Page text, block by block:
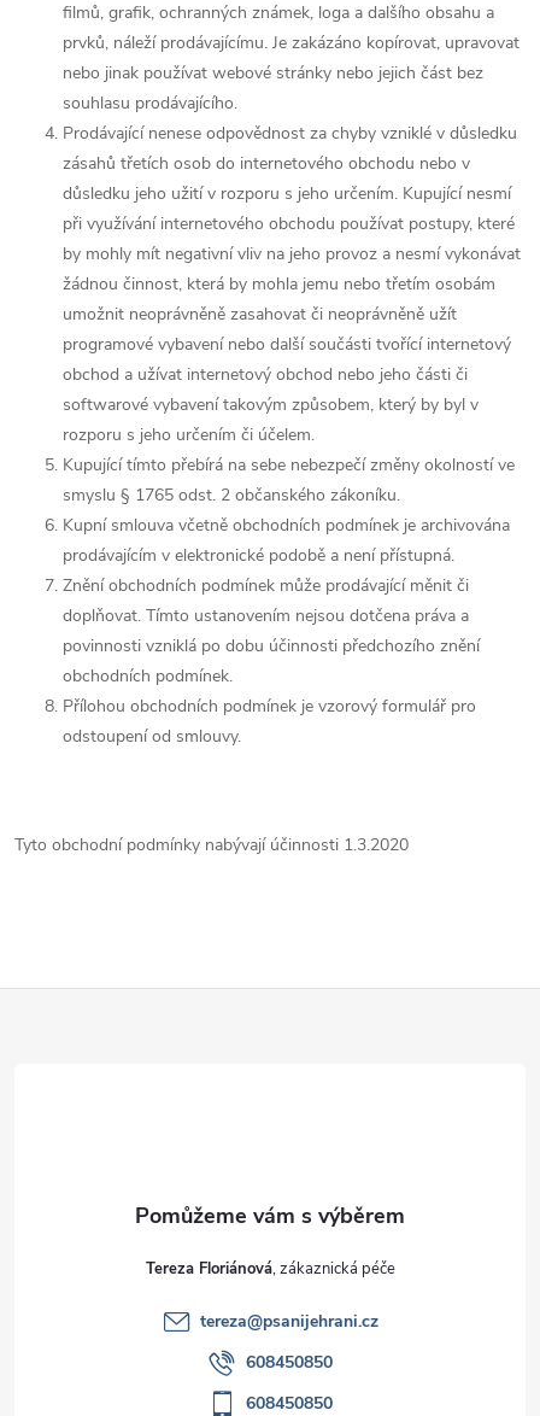
filmů, grafik, ochranných známek, loga a dalšího obsahu a
prvků, náleží prodávajícímu. Je zakázáno kopírovat, upravovat
nebo jinak používat webové stránky nebo jejich část bez
souhlasu prodávajícího.
Prodávající nenese odpovědnost za chyby vzniklé v důsledku
zásahů třetích osob do internetového obchodu nebo v
důsledku jeho užití v rozporu s jeho určením. Kupující nesmí
při využívání internetového obchodu používat postupy, které
by mohly mít negativní vliv na jeho provoz a nesmí vykonávat
žádnou činnost, která by mohla jemu nebo třetím osobám
umožnit neoprávněně zasahovat či neoprávněně užít
programové vybavení nebo další součásti tvořící internetový
obchod a užívat internetový obchod nebo jeho části či
softwarové vybavení takovým způsobem, který by byl v
rozporu s jeho určením či účelem.
Kupující tímto přebírá na sebe nebezpečí změny okolností ve
smyslu § 1765 odst. 2 občanského zákoníku.
Kupní smlouva včetně obchodních podmínek je archivována
prodávajícím v elektronické podobě a není přístupná.
Znění obchodních podmínek může prodávající měnit či
doplňovat. Tímto ustanovením nejsou dotčena práva a
povinnosti vzniklá po dobu účinnosti předchozího znění
obchodních podmínek.
Přílohou obchodních podmínek je vzorový formulář pro
odstoupení od smlouvy.
Tyto obchodní podmínky nabývají účinnosti 1.3.2020
Tereza Floriánová
tereza@psanijehrani.cz
608450850
608450850